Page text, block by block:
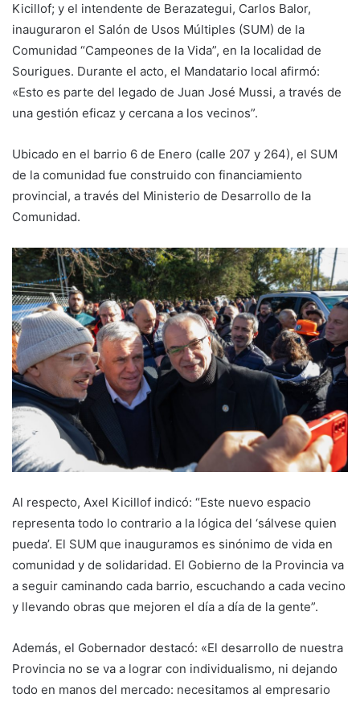
Kicillof; y el intendente de Berazategui, Carlos Balor,
inauguraron el Salón de Usos Múltiples (SUM) de la
Comunidad “Campeones de la Vida”, en la localidad de
Sourigues. Durante el acto, el Mandatario local afirmó:
«Esto es parte del legado de Juan José Mussi, a través de
una gestión eficaz y cercana a los vecinos”.
Ubicado en el barrio 6 de Enero (calle 207 y 264), el SUM
de la comunidad fue construido con financiamiento
provincial, a través del Ministerio de Desarrollo de la
Comunidad.
Al respecto, Axel Kicillof indicó: “Este nuevo espacio
representa todo lo contrario a la lógica del ‘sálvese quien
pueda’. El SUM que inauguramos es sinónimo de vida en
comunidad y de solidaridad. El Gobierno de la Provincia va
a seguir caminando cada barrio, escuchando a cada vecino
y llevando obras que mejoren el día a día de la gente”.
Además, el Gobernador destacó: «El desarrollo de nuestra
Provincia no se va a lograr con individualismo, ni dejando
todo en manos del mercado: necesitamos al empresario